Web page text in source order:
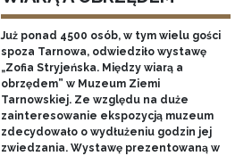
Już ponad 4500 osób, w tym wielu gości
spoza Tarnowa, odwiedziło wystawę
„Zofia Stryjeńska. Między wiarą a
obrzędem” w Muzeum Ziemi
Tarnowskiej. Ze względu na duże
zainteresowanie ekspozycją muzeum
zdecydowało o wydłużeniu godzin jej
zwiedzania. Wystawę prezentowaną w